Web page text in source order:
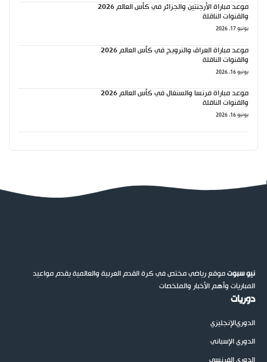
موعد مباراة الأرجنتين والجزائر في كأس العالم 2026
والقنوات الناقلة
يونيو 17, 2026
موعد مباراة العراق والنرويج في كأس العالم 2026
والقنوات الناقلة
يونيو 16, 2026
موعد مباراة فرنسا والسنغال في كأس العالم 2026
والقنوات الناقلة
يونيو 16, 2026
نيو سبوتموقع رياضي مختص في كرة القدم العربية والعالمية يقدم مواعيد
المباريات وأهم الأخبار والملخصات
دوريات
الدوريالإنجليزي
الدوري الإسباني